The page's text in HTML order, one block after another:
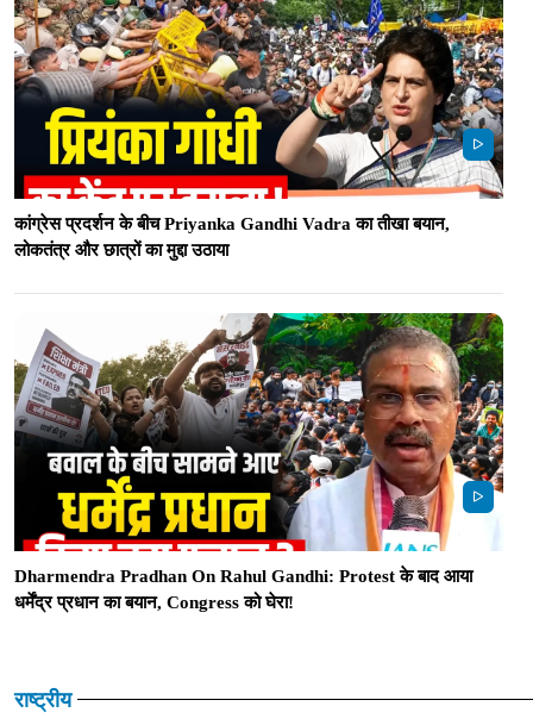
कांग्रेस प्रदर्शन के बीच Priyanka Gandhi Vadra का तीखा बयान,
लोकतंत्र और छात्रों का मुद्दा उठाया
Dharmendra Pradhan On Rahul Gandhi: Protest के बाद आया
धर्मेंद्र प्रधान का बयान, Congress को घेरा!
राष्ट्रीय